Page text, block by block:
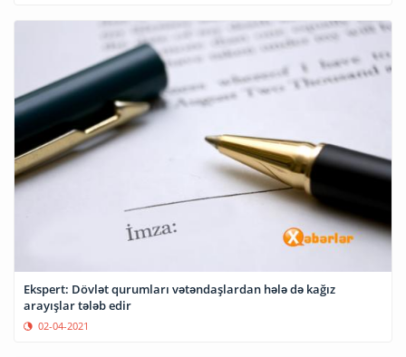
Ekspert: Dövlət qurumları vətəndaşlardan hələ də kağız
arayışlar tələb edir
02-04-2021